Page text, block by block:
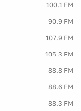
100.1 FM
90.9 FM
107.9 FM
105.3 FM
88.8 FM
88.6 FM
88.3 FM